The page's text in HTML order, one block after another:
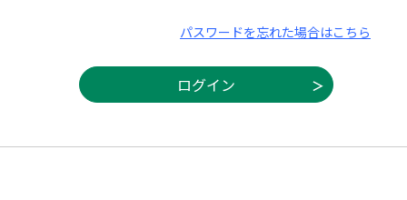
パスワードを忘れた場合はこちら